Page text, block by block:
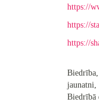
https://
https://
https://
jaunatni,
Biedrībā